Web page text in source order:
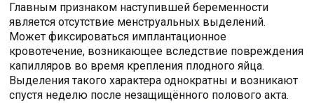
Главным признаком наступившей беременности
является отсутствие менструальных выделений.
Может фиксироваться имплантационное
кровотечение, возникающее вследствие повреждения
капилляров во время крепления плодного яйца.
Выделения такого характера однократны и возникают
спустя неделю после незащищённого полового акта.